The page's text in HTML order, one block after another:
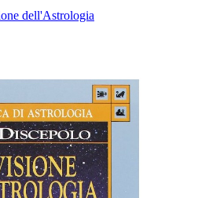
dell'Astrologia